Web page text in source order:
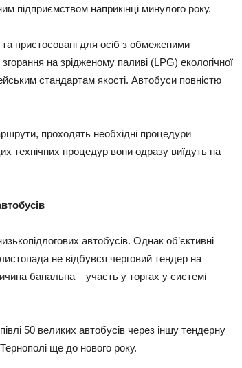
підприємством наприкінці минулого року.
пристосовані для осіб з обмеженими
на зрідженому паливі (LPG) екологічної
стандартам якості. Автобуси повністю
проходять необхідні процедури
технічних процедур вони одразу виїдуть на
автобусів. Однак об’єктивні
не відбувся черговий тендер на
банальна – участь у торгах у системі
50 великих автобусів через іншу тендерну
ще до нового року.